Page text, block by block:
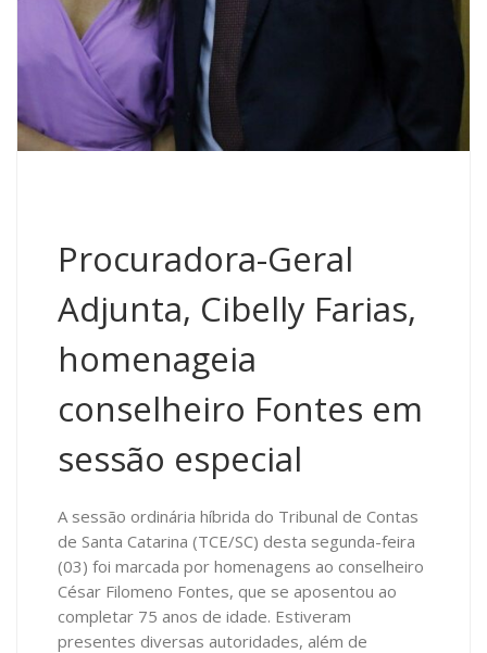
Procuradora-Geral
Adjunta, Cibelly Farias,
homenageia
conselheiro Fontes em
sessão especial
A sessão ordinária híbrida do Tribunal de Contas
de Santa Catarina (TCE/SC) desta segunda-feira
(03) foi marcada por homenagens ao conselheiro
César Filomeno Fontes, que se aposentou ao
completar 75 anos de idade. Estiveram
presentes diversas autoridades, além de